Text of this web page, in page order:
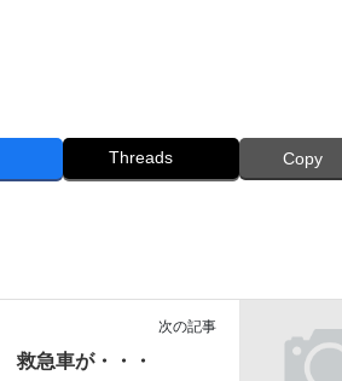
Threads Copy
次の記事
救急車が・・・